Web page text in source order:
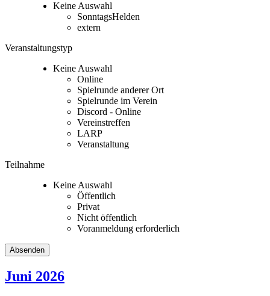
Keine Auswahl
SonntagsHelden
extern
Veranstaltungstyp
Keine Auswahl
Online
Spielrunde anderer Ort
Spielrunde im Verein
Discord - Online
Vereinstreffen
LARP
Veranstaltung
Teilnahme
Keine Auswahl
Öffentlich
Privat
Nicht öffentlich
Voranmeldung erforderlich
Juni 2026